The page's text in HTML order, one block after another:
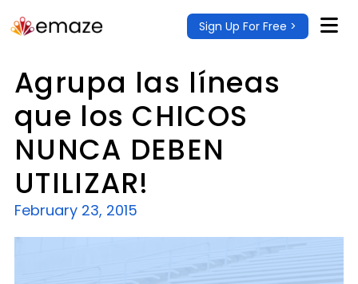
Sign Up For Free >
Agrupa las líneas
que los CHICOS
NUNCA DEBEN
UTILIZAR!
February 23, 2015